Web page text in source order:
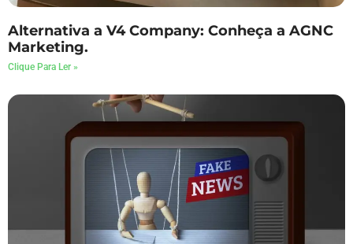
Alternativa a V4 Company: Conheça a AGNC
Marketing.
Clique Para Ler »